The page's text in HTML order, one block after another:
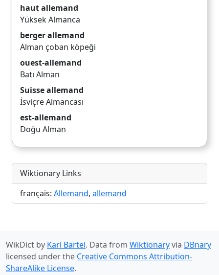
haut allemand
Yüksek Almanca
berger allemand
Alman çoban köpeği
ouest-allemand
Batı Alman
Suisse allemand
İsviçre Almancası
est-allemand
Doğu Alman
Wiktionary Links
français: Allemand, allemand
WikDict by Karl Bartel. Data from Wiktionaryvia DBnary
licensed under the Creative Commons Attribution-
ShareAlike License.